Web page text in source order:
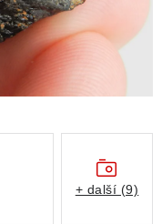
kamenů
+ další (9)